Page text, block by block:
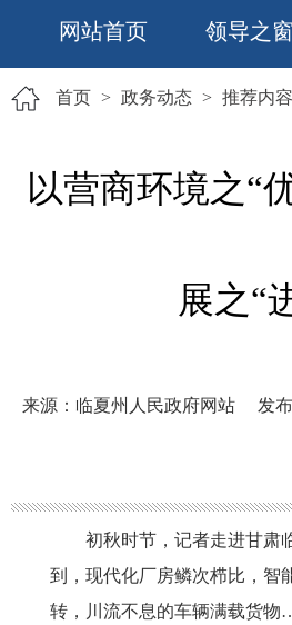
网站首页 领导之窗
首页 > 政务动态 > 推荐内容
以营商环境之“
展之“
来源：临夏州人民政府网站 发
初秋时节，记者走进甘肃
到，现代化厂房鳞次栉比，智
转，川流不息的车辆满载货物